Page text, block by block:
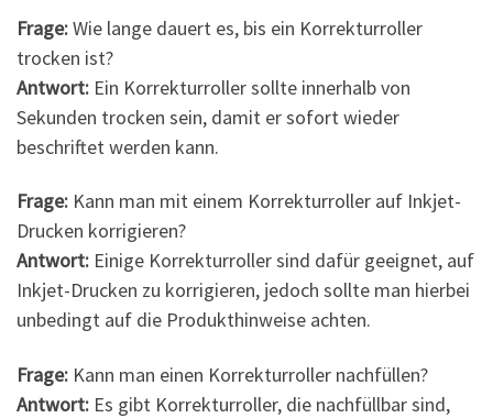
Frage:Wie lange dauert es, bis ein Korrekturroller
trocken ist?
Antwort: Ein Korrekturroller sollte innerhalb von
Sekunden trocken sein, damit er sofort wieder
beschriftet werden kann.
Frage: Kann man mit einem Korrekturroller auf Inkjet-
Drucken korrigieren?
Antwort: Einige Korrekturroller sind dafür geeignet, auf
Inkjet-Drucken zu korrigieren, jedoch sollte man hierbei
unbedingt auf die Produkthinweise achten.
Frage: Kann man einen Korrekturroller nachfüllen?
Antwort: Es gibt Korrekturroller, die nachfüllbar sind,